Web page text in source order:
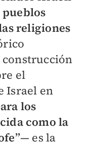
pueblos
religiones
el
Israel en
los
como la
— es la